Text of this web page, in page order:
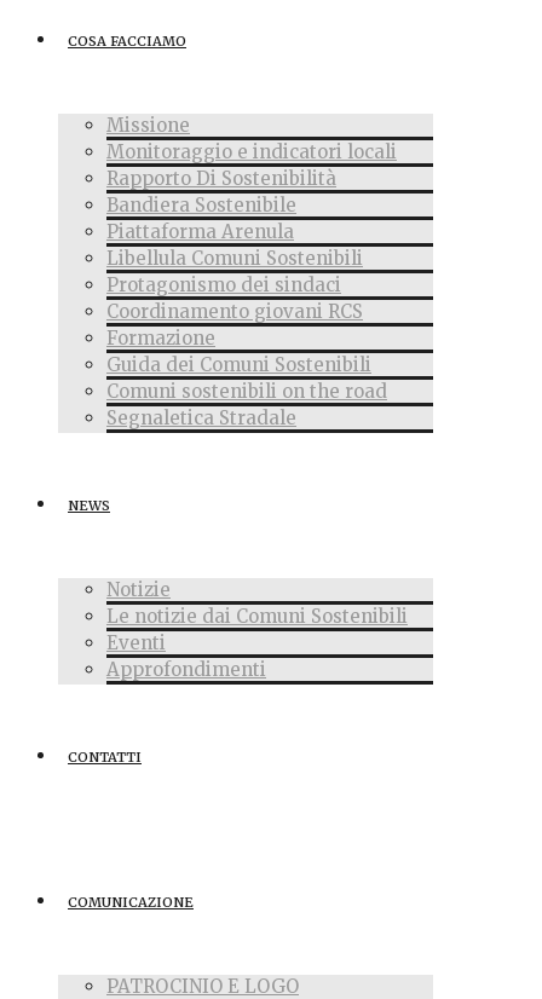
COSA FACCIAMO
Missione
Monitoraggio e indicatori locali
Rapporto Di Sostenibilità
Bandiera Sostenibile
Piattaforma Arenula
Libellula Comuni Sostenibili
Protagonismo dei sindaci
Coordinamento giovani RCS
Formazione
Guida dei Comuni Sostenibili
Comuni sostenibili on the road
Segnaletica Stradale
NEWS
Notizie
Le notizie dai Comuni Sostenibili
Eventi
Approfondimenti
CONTATTI
COMUNICAZIONE
PATROCINIO E LOGO